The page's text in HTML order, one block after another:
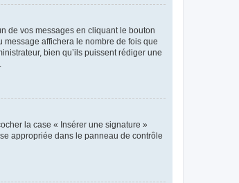
de vos messages en cliquant le bouton
affichera le nombre de fois que
bien qu’ils puissent rédiger une
la case « Insérer une signature »
appropriée dans le panneau de contrôle